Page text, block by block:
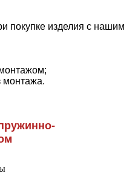
покупке изделия с нашим
монтажа.